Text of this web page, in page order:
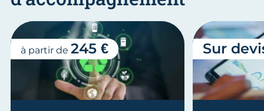
à partir de 245 € Sur